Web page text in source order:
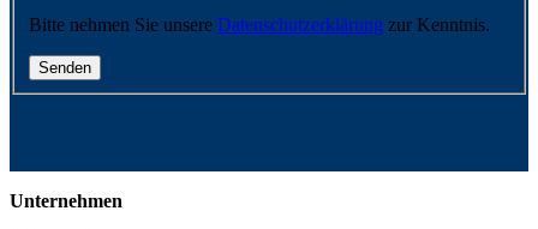
Bitte nehmen Sie unsere Datenschutzerklärung zur Kenntnis.
Unternehmen